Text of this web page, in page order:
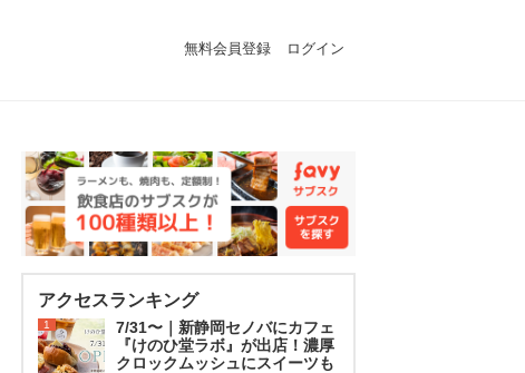
無料会員登録 ログイン
アクセスランキング
1
7/31〜｜新静岡セノバにカフェ
『けのひ堂ラボ』が出店！濃厚
クロックムッシュにスイーツも